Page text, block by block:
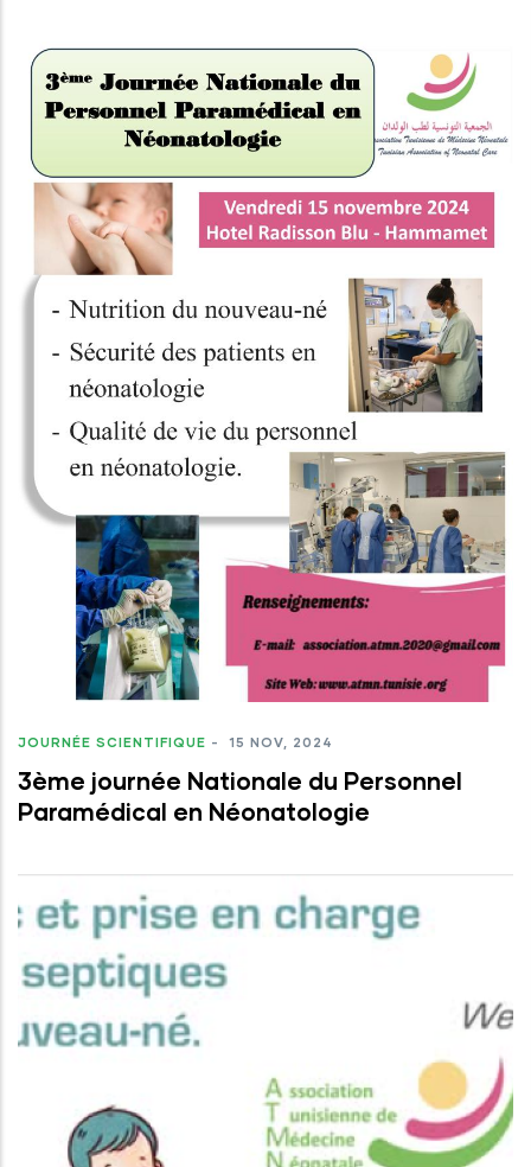
JOURNÉE SCIENTIFIQUE - 15 NOV, 2024
3ème journée Nationale du Personnel
Paramédical en Néonatologie